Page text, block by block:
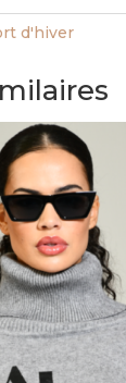
d'hiver